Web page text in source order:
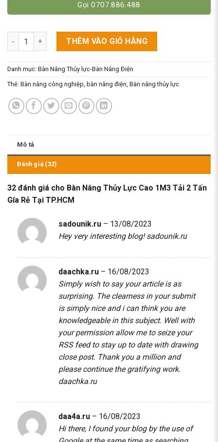
Gọi 0707.886.488
Bàn Nâng Thủy Lực Cao 1M3 Tải 2 Tấn Gía Rẻ Tại TP.HCM số
THÊM VÀO GIỎ HÀNG
Danh mục: Bàn Nâng Thủy lực-Bàn Nâng Điện
Thẻ: Bàn nâng công nghiệp, bàn nâng điện, Bàn nâng thủy lực
Mô tả
Đánh giá (32)
32 đánh giá cho Bàn Nâng Thủy Lực Cao 1M3 Tải 2 Tấn
Gía Rẻ Tại TP.HCM
sadounik.ru – 13/08/2023
Hey very interesting blog!sadounik.ru
daachka.ru – 16/08/2023
Simply wish to say your article is as
surprising. The clearness in your submit
is simply nice and i can think you are
knowledgeable in this subject. Well with
your permission allow me to seize your
RSS feed to stay up to date with drawing
close post. Thank you a million and
please continue the gratifying work.
daachka.ru
daa4a.ru – 16/08/2023
Hi there, I found your blog by the use of